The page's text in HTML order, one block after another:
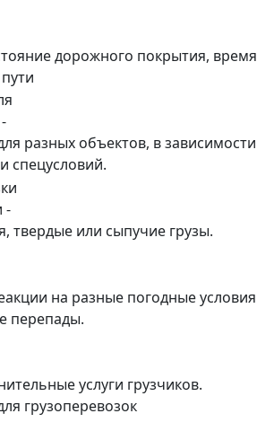
дорожного покрытия, время
разных объектов, в зависимости
спецусловий.
-
твердые или сыпучие грузы.
на разные погодные условия
перепады.
услуги грузчиков.
грузоперевозок